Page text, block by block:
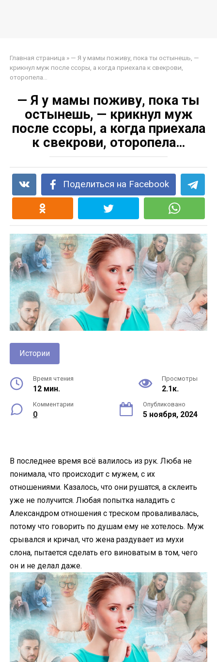
Главная страница » — Я у мамы поживу, пока ты остынешь, —
крикнул муж после ссоры, а когда приехала к свекрови,
оторопела…
— Я у мамы поживу, пока ты
остынешь, — крикнул муж
после ссоры, а когда приехала
к свекрови, оторопела…
Поделиться на Facebook
Истории
Время чтения
12 мин.
Просмотры
2.1к.
Комментарии
0
Опубликовано
5 ноября, 2024
В последнее время всё валилось из рук. Люба не
понимала, что происходит с мужем, с их
отношениями. Казалось, что они рушатся, а склеить
уже не получится. Любая попытка наладить с
Александром отношения с треском проваливалась,
потому что говорить по душам ему не хотелось. Муж
срывался и кричал, что жена раздувает из мухи
слона, пытается сделать его виноватым в том, чего
он и не делал даже.